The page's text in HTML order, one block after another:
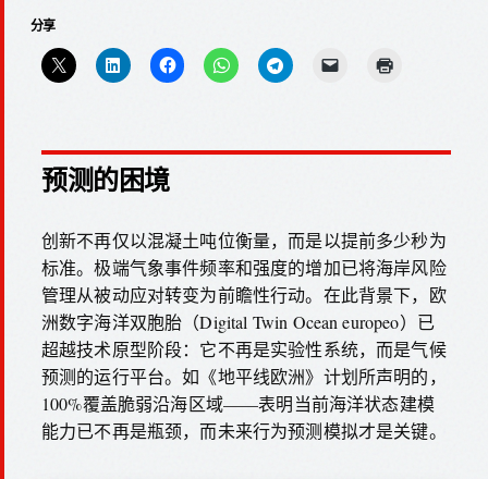
分享
预测的困境
创新不再仅以混凝土吨位衡量，而是以提前多少秒为
标准。极端气象事件频率和强度的增加已将海岸风险
管理从被动应对转变为前瞻性行动。在此背景下，欧
洲数字海洋双胞胎（Digital Twin Ocean europeo）已
超越技术原型阶段：它不再是实验性系统，而是气候
预测的运行平台。如《地平线欧洲》计划所声明的，
100%覆盖脆弱沿海区域——表明当前海洋状态建模
能力已不再是瓶颈，而未来行为预测模拟才是关键。